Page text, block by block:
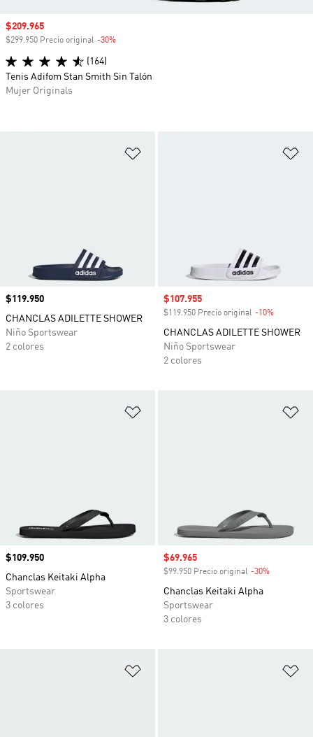
Precio
$119.950
CHANCLAS ADILETTE SHOWER
Niño Sportswear
2 colores
Precio de venta
$107.955
$119.950 Precio original -10%
CHANCLAS ADILETTE SHOWER
Niño Sportswear
2 colores
Precio
$109.950
Chanclas Keitaki Alpha
Sportswear
3 colores
Precio de venta
$69.965
$99.950 Precio original -30%
Chanclas Keitaki Alpha
Sportswear
3 colores
Precio de venta
$209.965
$299.950 Precio original -30%
(164)
Tenis Adifom Stan Smith Sin Talón
Mujer Originals